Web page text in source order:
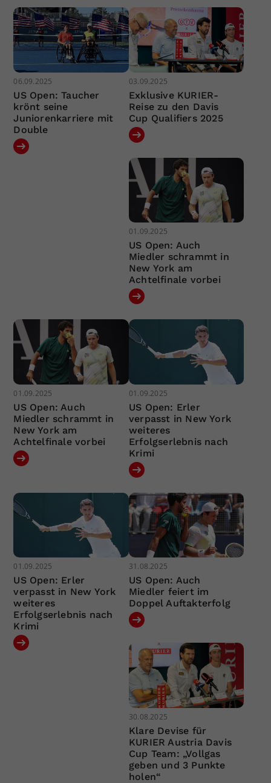
06.09.2025
US Open: Taucher
krönt seine
Juniorenkarriere mit
Double
03.09.2025
Exklusive KURIER-
Reise zu den Davis
Cup Qualifiers 2025
01.09.2025
US Open: Auch
Miedler schrammt in
New York am
Achtelfinale vorbei
01.09.2025
US Open: Auch
Miedler schrammt in
New York am
Achtelfinale vorbei
01.09.2025
US Open: Erler
verpasst in New York
weiteres
Erfolgserlebnis nach
Krimi
01.09.2025
US Open: Erler
verpasst in New York
weiteres
Erfolgserlebnis nach
Krimi
31.08.2025
US Open: Auch
Miedler feiert im
Doppel Auftakterfolg
30.08.2025
Klare Devise für
KURIER Austria Davis
Cup Team: „Vollgas
geben und 3 Punkte
holen“